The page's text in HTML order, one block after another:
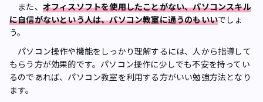
また、 オフィスソフトを使用したことがない、パソコンスキル
に自信がないという人は、パソコン教室に通うのもいいでしょ
う。
パソコン操作や機能をしっかり理解するには、人から指導して
もらう方が効果的です。パソコン操作に少しでも不安を持ってい
るのであれば、パソコン教室を利用する方がいい勉強方法となり
ます。